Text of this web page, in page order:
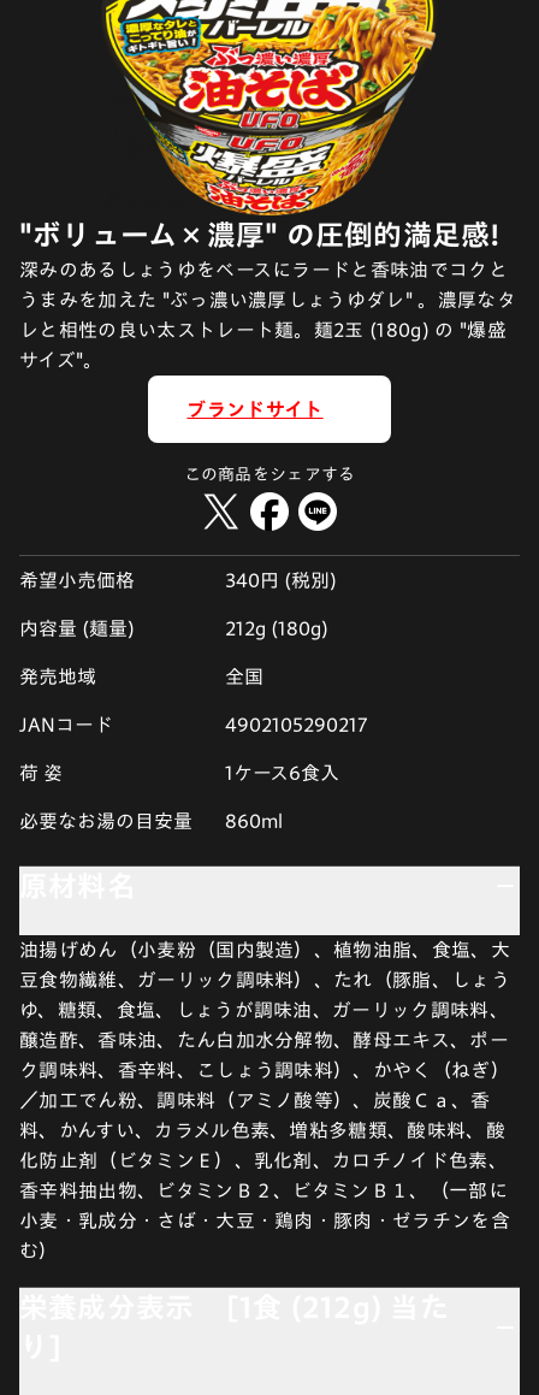
"ボリューム×濃厚" の圧倒的満足感!
深みのあるしょうゆをベースにラードと香味油でコクと
うまみを加えた "ぶっ濃い濃厚しょうゆダレ" 。濃厚なタ
レと相性の良い太ストレート麺。麺2玉 (180g) の "爆盛
サイズ"。
ブランドサイト
この商品をシェアする
希望小売価格 340円 (税別)
内容量 (麺量) 212g (180g)
発売地域 全国
JANコード 4902105290217
荷 姿 1ケース6食入
必要なお湯の目安量 860ml
油揚げめん（小麦粉（国内製造）、植物油脂、食塩、大
豆食物繊維、ガーリック調味料）、たれ（豚脂、しょう
ゆ、糖類、食塩、しょうが調味油、ガーリック調味料、
醸造酢、香味油、たん白加水分解物、酵母エキス、ポー
ク調味料、香辛料、こしょう調味料）、かやく（ねぎ）
／加工でん粉、調味料（アミノ酸等）、炭酸Ｃａ、香
料、かんすい、カラメル色素、増粘多糖類、酸味料、酸
化防止剤（ビタミンＥ）、乳化剤、カロチノイド色素、
香辛料抽出物、ビタミンＢ２、ビタミンＢ１、（一部に
小麦・乳成分・さば・大豆・鶏肉・豚肉・ゼラチンを含
む）